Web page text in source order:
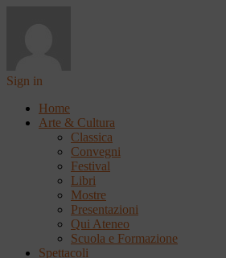
Sign in
Home
Arte & Cultura
Classica
Convegni
Festival
Libri
Mostre
Presentazioni
Qui Ateneo
Scuola e Formazione
Spettacoli